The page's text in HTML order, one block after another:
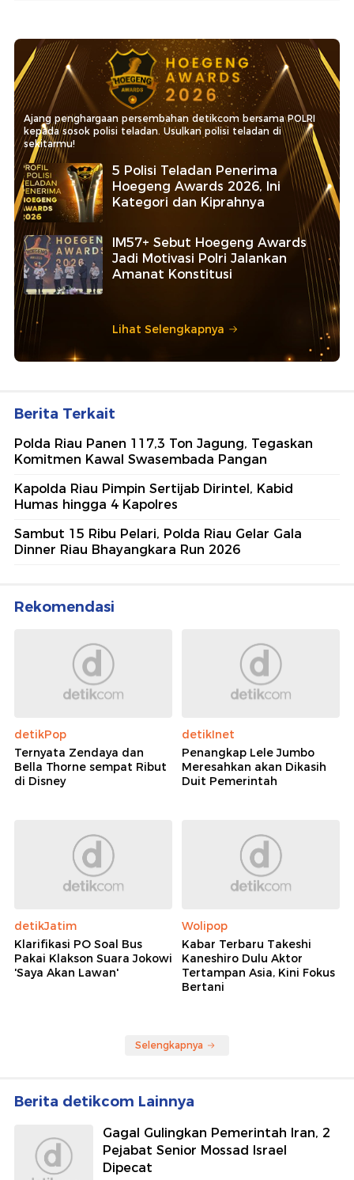
Ajang penghargaan persembahan detikcom bersama POLRI
kepada sosok polisi teladan. Usulkan polisi teladan di
sekitarmu!
5 Polisi Teladan Penerima
Hoegeng Awards 2026, Ini
Kategori dan Kiprahnya
IM57+ Sebut Hoegeng Awards
Jadi Motivasi Polri Jalankan
Amanat Konstitusi
Lihat Selengkapnya
Berita Terkait
Polda Riau Panen 117,3 Ton Jagung, Tegaskan
Komitmen Kawal Swasembada Pangan
Kapolda Riau Pimpin Sertijab Dirintel, Kabid
Humas hingga 4 Kapolres
Sambut 15 Ribu Pelari, Polda Riau Gelar Gala
Dinner Riau Bhayangkara Run 2026
Rekomendasi
detikPop
Ternyata Zendaya dan
Bella Thorne sempat Ribut
di Disney
detikInet
Penangkap Lele Jumbo
Meresahkan akan Dikasih
Duit Pemerintah
detikJatim
Klarifikasi PO Soal Bus
Pakai Klakson Suara Jokowi
'Saya Akan Lawan'
Wolipop
Kabar Terbaru Takeshi
Kaneshiro Dulu Aktor
Tertampan Asia, Kini Fokus
Bertani
Selengkapnya
Berita detikcom Lainnya
Gagal Gulingkan Pemerintah Iran, 2
Pejabat Senior Mossad Israel
Dipecat